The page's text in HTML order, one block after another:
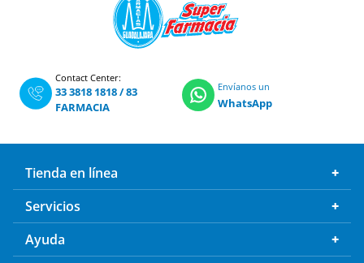
Contact Center:
33 3818 1818/83
FARMACIA
Envíanos un
WhatsApp
Tienda en línea
Servicios
Ayuda